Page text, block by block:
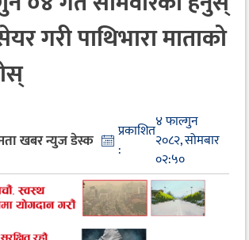
गरी पाथिभारा माताको
खबर न्युज डेस्क
प्रकाशित
:
४ फाल्गुन
२०८२, सोमबार
०२:५०